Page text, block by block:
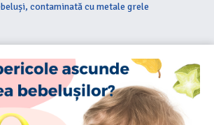
contaminată cu metale grele